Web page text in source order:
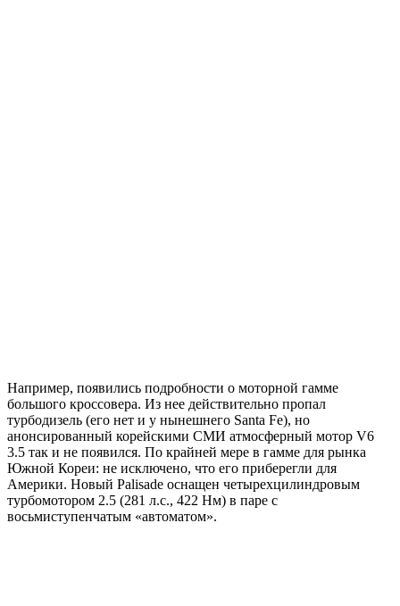
Например, появились подробности о моторной гамме
большого кроссовера. Из нее действительно пропал
турбодизель (его нет и у нынешнего Santa Fe), но
анонсированный корейскими СМИ атмосферный мотор V6
3.5 так и не появился. По крайней мере в гамме для рынка
Южной Кореи: не исключено, что его приберегли для
Америки. Новый Palisade оснащен четырехцилиндровым
турбомотором 2.5 (281 л.с., 422 Нм) в паре с
восьмиступенчатым «автоматом».